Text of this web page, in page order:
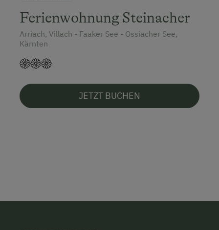
Ferienwohnung Steinacher
Arriach, Villach - Faaker See - Ossiacher See,
Kärnten
JETZT BUCHEN